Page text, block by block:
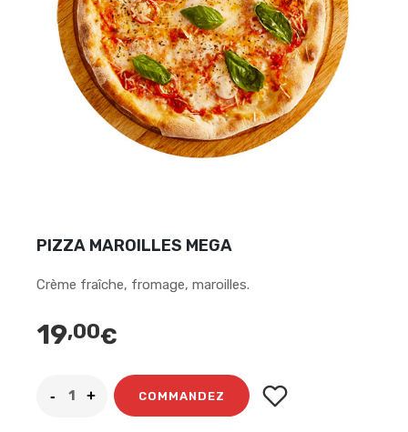
PIZZA MAROILLES MEGA
Crème fraîche, fromage, maroilles.
19,00€
COMMANDEZ